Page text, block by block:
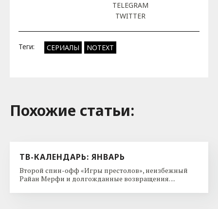
TELEGRAM
TWITTER
Теги: СЕРИАЛЫ NOTEXT
Похожие cтатьи:
ТВ-КАЛЕНДАРЬ: ЯНВАРЬ
Второй спин-офф «Игры престолов», неизбежный
Райан Мерфи и долгожданные возвращения. ...